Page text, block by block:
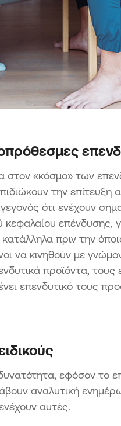
στον «κόσμο» των
την
ότι ενέχουν
επένδυσης,
πριν την
να κινηθούν με
προϊόντα, τους
επενδυτικό τους
εφόσον το
αναλυτική
αυτές.